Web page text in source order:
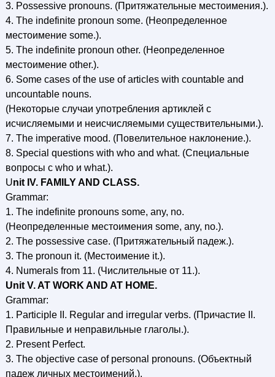
3. Possessive pronouns. (Притяжательные местоимения.).
4. The indefinite pronoun some. (Неопределенное
местоимение some.).
5. The indefinite pronoun other. (Неопределенное
местоимение other.).
6. Some cases of the use of articles with countable and
uncountable nouns.
(Некоторые случаи употребления артиклей с
исчисляемыми и неисчисляемыми существительными.).
7. The imperative mood. (Повелительное наклонение.).
8. Special questions with who and what. (Специальные
вопросы c who и what.).
Unit IV. FAMILY AND CLASS.
Grammar:
1. The indefinite pronouns some, any, no.
(Неопределенные местоимения some, any, no.).
2. The possessive case. (Притяжательный падеж.).
3. The pronoun it. (Местоимение it.).
4. Numerals from 11. (Числительные от 11.).
Unit V. AT WORK AND AT HOME.
Grammar:
1. Participle II. Regular and irregular verbs. (Причастие II.
Правильные и неправильные глаголы.).
2. Present Perfect.
3. The objective case of personal pronouns. (Объектный
падеж личных местоимений.).